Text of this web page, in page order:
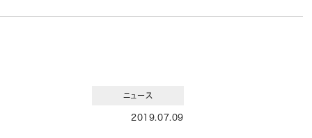
ニュース
2019.07.09